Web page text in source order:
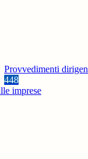
Provvedimenti
448
imprese